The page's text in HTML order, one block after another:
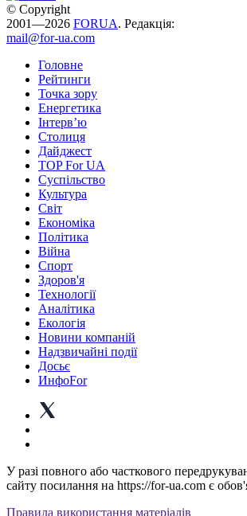
© Copyright
2001—2026 FORUA. Редакція:
mail@for-ua.com
Головне
Рейтинги
Точка зору
Енергетика
Інтерв’ю
Столиця
Дайджест
TOP For UA
Суспiльство
Культура
Світ
Економіка
Політика
Війна
Спорт
Здоров'я
Технології
Аналітика
Екологія
Новини компаній
Надзвичайні події
Досьє
ИнфоFor
У разі повного або часткового
сайту посилання на https://for-ua.com є
Правила використання матеріалів